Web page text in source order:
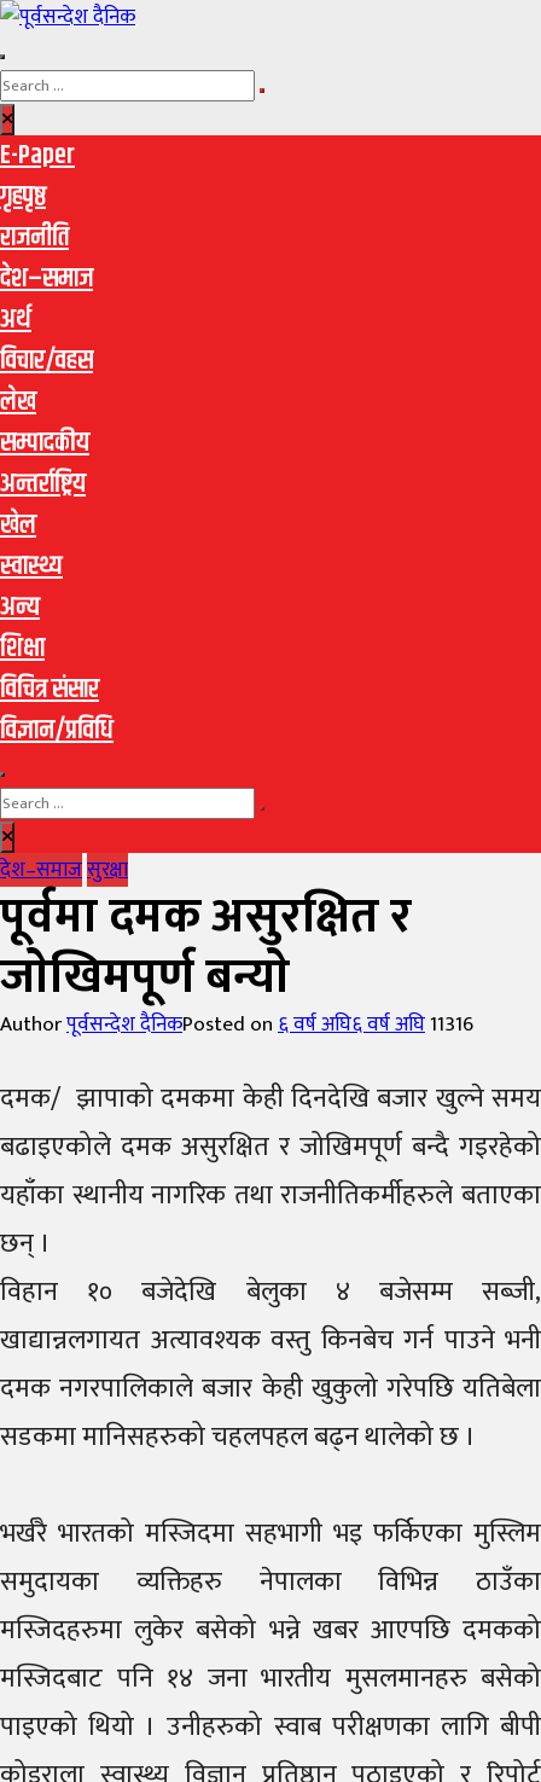
E-Paper
गृहपृष्ठ
राजनीति
देश–समाज
अर्थ
विचार/वहस
लेख
सम्पादकीय
अन्तर्राष्ट्रिय
खेल
स्वास्थ्य
अन्य
शिक्षा
विचित्र संसार
विज्ञान/प्रविधि
देश–समाजसुरक्षा
पूर्वमा दमक असुरक्षित र
जाेखिमपूर्ण बन्याे
Authorपूर्वसन्देश दैनिकPosted on६ वर्ष अघि६ वर्ष अघि11316
दमक/ झापाको दमकमा केही दिनदेखि बजार खुल्ने समय
बढाइएकोले दमक असुरक्षित र जोखिमपूर्ण बन्दै गइरहेको
यहाँका स्थानीय नागरिक तथा राजनीतिकर्मीहरुले बताएका
छन् ।
विहान १० बजेदेखि बेलुका ४ बजेसम्म सब्जी,
खाद्यान्नलगायत अत्यावश्यक वस्तु किनबेच गर्न पाउने भनी
दमक नगरपालिकाले बजार केही खुकुलो गरेपछि यतिबेला
सडकमा मानिसहरुको चहलपहल बढ्न थालेको छ ।
भर्खरै भारतको मस्जिदमा सहभागी भइ फर्किएका मुस्लिम
समुदायका व्यक्तिहरु नेपालका विभिन्न ठाउँका
मस्जिदहरुमा लुकेर बसेको भन्ने खबर आएपछि दमकको
मस्जिदबाट पनि १४ जना भारतीय मुसलमानहरु बसेको
पाइएको थियो । उनीहरुको स्वाब परीक्षणका लागि बीपी